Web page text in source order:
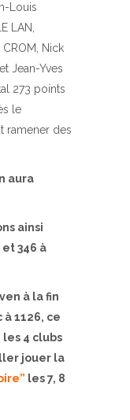
Louis
LAN,
Nick
Jean-Yves
273 points
le
ramener des
aura
ainsi
346 à
à la fin
1126, ce
4 clubs
jouer la
les 7, 8